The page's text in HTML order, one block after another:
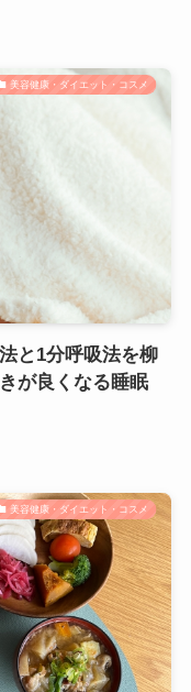
美容健康・ダイエット・コスメ
と1分呼吸法を柳
が良くなる睡眠
美容健康・ダイエット・コスメ